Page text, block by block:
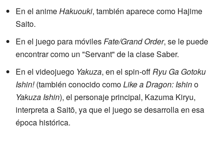
En el animeHakuouki, también aparece como Hajime
Saito.
En el juego para móvilesFate/Grand Order, se le puede
encontrar como un "Servant" de la clase Saber.
En el videojuego Yakuza, en el spin-offRyu Ga Gotoku
Ishin!(también conocido comoLike a Dragon: Ishino
Yakuza Ishin), el personaje principal, Kazuma Kiryu,
interpreta a Saitō, ya que el juego se desarrolla en esa
época histórica.